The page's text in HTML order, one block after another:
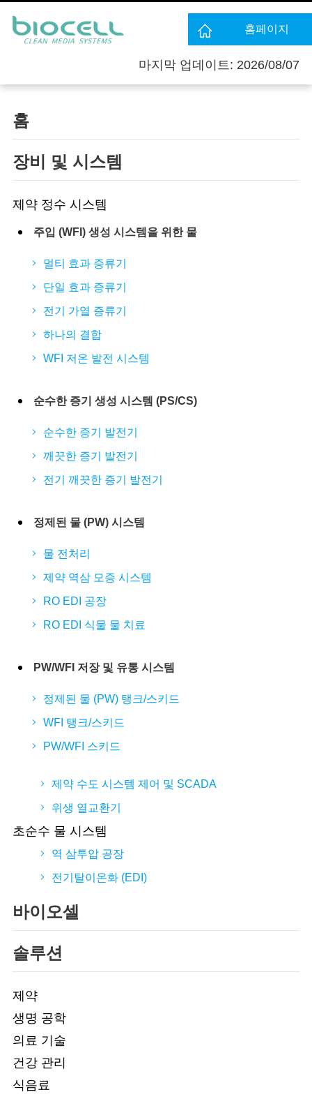
마지막 업데이트: 2026/08/07
홈페이지
홈
장비 및 시스템
제약 정수 시스템
주입 (WFI) 생성 시스템을 위한 물
멀티 효과 증류기
단일 효과 증류기
전기 가열 증류기
하나의 결합
WFI 저온 발전 시스템
순수한 증기 생성 시스템 (PS/CS)
순수한 증기 발전기
깨끗한 증기 발전기
전기 깨끗한 증기 발전기
정제된 물 (PW) 시스템
물 전처리
제약 역삼 모증 시스템
RO EDI 공장
RO EDI 식물 물 치료
PW/WFI 저장 및 유통 시스템
정제된 물 (PW) 탱크/스키드
WFI 탱크/스키드
PW/WFI 스키드
제약 수도 시스템 제어 및 SCADA
위생 열교환기
초순수 물 시스템
역 삼투압 공장
전기탈이온화 (EDI)
바이오셀
솔루션
제약
생명 공학
의료 기술
건강 관리
식음료